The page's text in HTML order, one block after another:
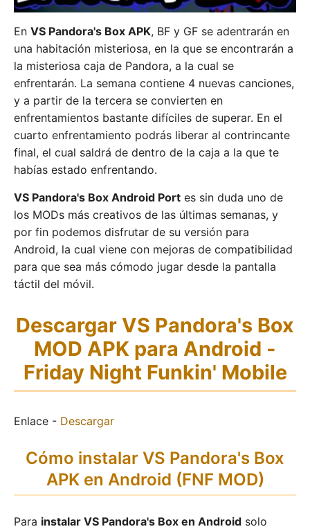
En VS Pandora's Box APK, BF y GF se adentrarán en
una habitación misteriosa, en la que se encontrarán a
la misteriosa caja de Pandora, a la cual se
enfrentarán. La semana contiene 4 nuevas canciones,
y a partir de la tercera se convierten en
enfrentamientos bastante difíciles de superar. En el
cuarto enfrentamiento podrás liberar al contrincante
final, el cual saldrá de dentro de la caja a la que te
habías estado enfrentando.
VS Pandora's Box Android Port es sin duda uno de
los MODs más creativos de las últimas semanas, y
por fin podemos disfrutar de su versión para
Android, la cual viene con mejoras de compatibilidad
para que sea más cómodo jugar desde la pantalla
táctil del móvil.
Descargar VS Pandora's Box
MOD APK para Android -
Friday Night Funkin' Mobile
Enlace - Descargar
Cómo instalar VS Pandora's Box
APK en Android (FNF MOD)
Para instalar VS Pandora's Box en Android solo